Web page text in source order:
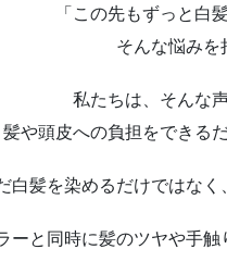
「この先もずっと白
そんな悩みを
私たちは、そんな
や頭皮への負担をできる
白髪を染めるだけではなく
ーと同時に髪のツヤや手触